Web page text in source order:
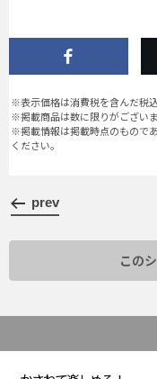
※表示価格は消費税を含んだ税込
※掲載商品は数に限りがござい
※掲載情報は掲載時点のもので
ください。
prev
この